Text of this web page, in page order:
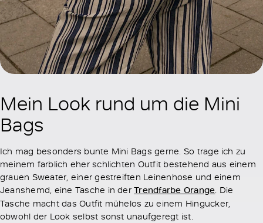
Mein Look rund um die Mini
Bags
Ich mag besonders bunte Mini Bags gerne. So trage ich zu
meinem farblich eher schlichten Outfit bestehend aus einem
grauen Sweater, einer gestreiften Leinenhose und einem
Jeanshemd, eine Tasche in derTrendfarbe Orange. Die
Tasche macht das Outfit mühelos zu einem Hingucker,
obwohl der Look selbst sonst unaufgeregt ist.